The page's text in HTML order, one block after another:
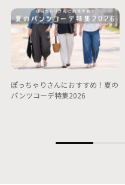
ぽっちゃりさんにおすすめ！夏の
パンツコーデ特集2026